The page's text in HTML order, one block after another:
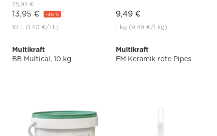
25,95 €
13,95 € -46 %
10 L (1,40 €/1 L)
9,49 €
1 kg (9,49 €/1 kg)
Multikraft
BB Multical, 10 kg
Multikraft
EM Keramik rote Pipes